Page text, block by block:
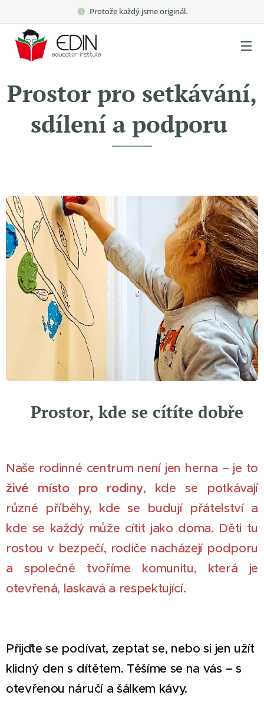
Protože každý jsme originál.
Prostor pro setkávání,
sdílení a podporu
🌼 Prostor, kde se cítíte dobře
Naše rodinné centrum není jen herna – je to
živé místo pro rodiny, kde se potkávají
různé příběhy, kde se budují přátelství a
kde se každý může cítit jako doma. Děti tu
rostou v bezpečí, rodiče nacházejí podporu
a společně tvoříme komunitu, která je
otevřená, laskavá a respektující.
Přijďte se podívat, zeptat se, nebo si jen užít
klidný den s dítětem. Těšíme se na vás – s
otevřenou náručí a šálkem kávy.